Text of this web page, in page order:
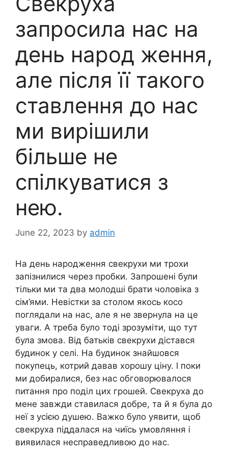
запросила нас на
день народ ження,
але після її такого
ставлення до нас
ми вирішили
більше не
спілкуватися з
нею.
June 22, 2023 by admin
На день народження свекрухи ми трохи
запізнилися через пробки. Запрошені були
тільки ми та два молодші брати чоловіка з
сім’ями. Невістки за столом якось косо
поглядали на нас, але я не звернула на це
уваги. А треба було тоді зрозуміти, що тут
була змова. Від батьків свекрухи дістався
будинок у селі. На будинок знайшовся
покупець, котрий давав хорошу ціну. І поки
ми добиралися, без нас обговорювалося
питання про поділ цих грошей. Свекруха до
мене завжди ставилася добре, та й я була до
неї з усією душею. Важко було уявити, щоб
свекруха піддалася на чиїсь умовляння і
виявилася несправедливою до нас.